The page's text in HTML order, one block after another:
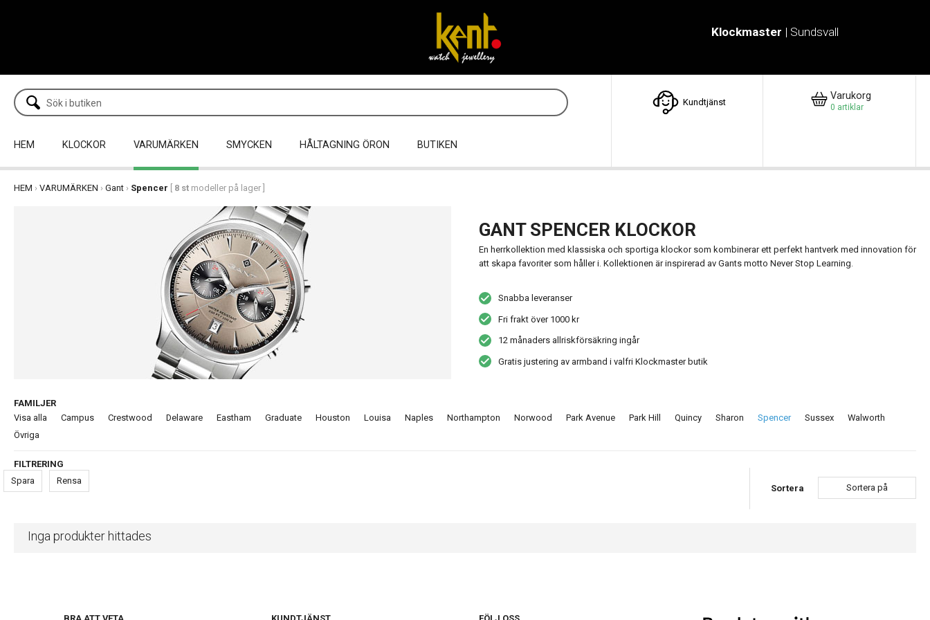
Klockmaster | Sundsvall
Kundtjänst
Varukorg
0 artiklar
HEM KLOCKOR VARUMÄRKEN SMYCKEN HÅLTAGNING ÖRON BUTIKEN
HEM › VARUMÄRKEN › Gant › Spencer 8 st modeller på lager ]
GANT SPENCER KLOCKOR
En herrkollektion med klassiska och sportiga klockor som kombinerar ett perfekt hantverk med innovation för
att skapa favoriter som håller i. Kollektionen är inspirerad av Gants motto Never Stop Learning.
Snabba leveranser
Fri frakt över 1000 kr
12 månaders allriskförsäkring ingår
Gratis justering av armband i valfri Klockmaster butik
FAMILJER
Visa alla
Campus Crestwood Delaware Eastham Graduate Houston Louisa Naples Northampton Norwood Park Avenue Park Hill Quincy Sharon Spencer Sussex
Walworth
Övriga
FILTRERING
Spara
Rensa
Sortera Sortera på
Inga produkter hittades